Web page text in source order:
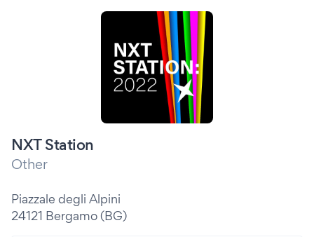
NXT Station
Other
Piazzale degli Alpini
24121 Bergamo (BG)